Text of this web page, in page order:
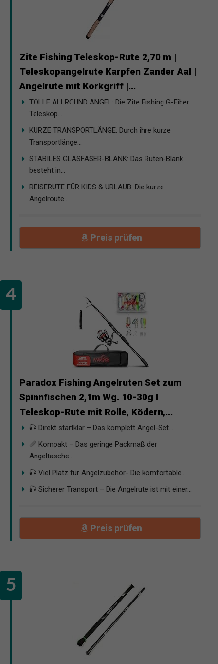
Zite Fishing Teleskop-Rute 2,70 m |
Teleskopangelrute Karpfen Zander Aal |
Angelrute mit Korkgriff |...
TOLLE ALLROUND ANGEL: Die Zite Fishing G-Fiber
Teleskop...
KURZE TRANSPORTLÄNGE: Durch ihre kurze
Transportlänge...
STABILES GLASFASER-BLANK: Das Ruten-Blank
besteht in...
REISERUTE FÜR KIDS & URLAUB: Die kurze
Angelroute...
Preis prüfen
Paradox Fishing Angelruten Set zum
Spinnfischen 2,1m Wg. 10-30g I
Teleskop-Rute mit Rolle, Ködern,...
🎣 Direkt startklar – Das komplett Angel-Set...
📏 Kompakt – Das geringe Packmaß der
Angeltasche...
🎣 Viel Platz für Angelzubehör- Die komfortable...
🎣 Sicherer Transport – Die Angelrute ist mit einer...
Preis prüfen